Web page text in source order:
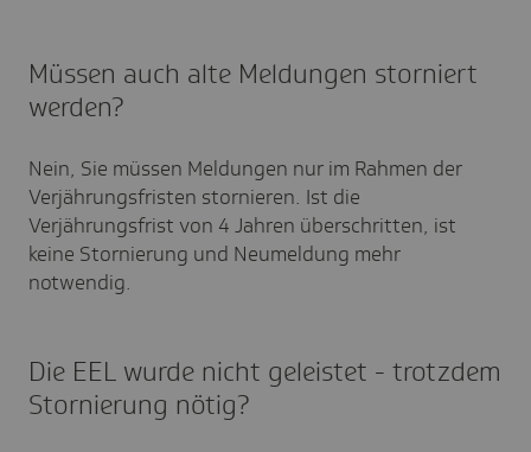
Müssen auch alte Meldungen storniert
werden?
Nein, Sie müssen Meldungen nur im Rahmen der
Verjährungsfristen stornieren. Ist die
Verjährungsfrist von 4 Jahren überschritten, ist
keine Stornierung und Neumeldung mehr
notwendig.
Die EEL wurde nicht geleistet - trotzdem
Stornierung nötig?